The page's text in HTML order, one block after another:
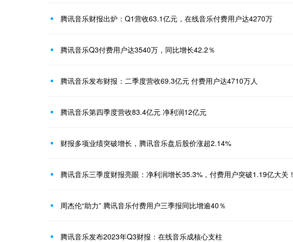
腾讯音乐财报出炉：Q1营收63.1亿元，在线音乐付费用户达4270万
腾讯音乐Q3付费用户达3540万，同比增长42.2％
腾讯音乐发布财报：二季度营收69.3亿元 付费用户达4710万人
腾讯音乐第四季度营收83.4亿元 净利润12亿元
财报多项业绩突破增长，腾讯音乐盘后股价涨超2.14%
腾讯音乐三季度财报亮眼：净利润增长35.3%，付费用户突破1.19亿大关！
周杰伦“助力” 腾讯音乐付费用户三季报同比增逾40％
腾讯音乐发布2023年Q3财报：在线音乐成核心支柱